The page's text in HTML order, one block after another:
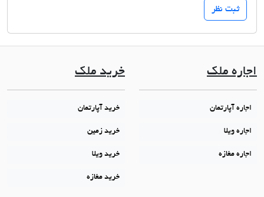
اجاره ملک
اجاره آپارتمان
اجاره ویلا
اجاره مغازه
خرید ملک
خرید آپارتمان
خرید زمین
خرید ویلا
خرید مغازه